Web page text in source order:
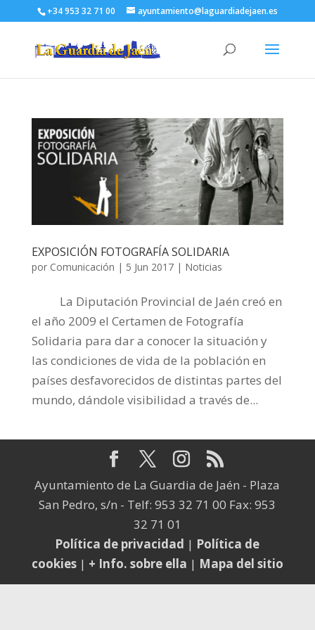
+34 953 32 71 00 ayuntamiento@laguardiadejaen.es
EXPOSICIÓN FOTOGRAFÍA SOLIDARIA
por Comunicación | 5 Jun 2017| Noticias
La Diputación Provincial de Jaén creó en
el año 2009 el Certamen de Fotografía
Solidaria para dar a conocer la situación y
las condiciones de vida de la población en
países desfavorecidos de distintas partes del
mundo, dándole visibilidad a través de...
Ayuntamiento de La Guardia de Jaén - Plaza
San Pedro, s/n - Telf: 953 32 71 00 Fax: 953
32 71 01
Política de privacidad | Política de
cookies| + Info. sobre ella | Mapa del sitio